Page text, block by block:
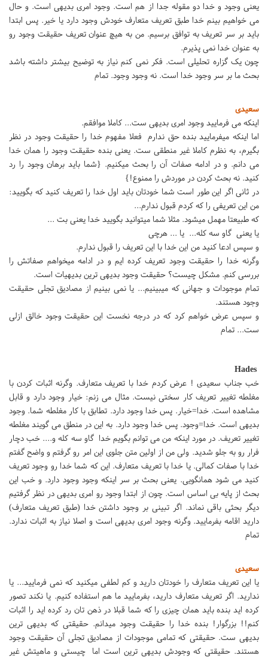
یعنی وجود و خدا دو مقوله جدا از هم است. وجود امری بدیهی است. و حال
می خواهیم بینم خدا طبق تعریف متعارف خودش وجود دارد یا خیر. پس ابتدا
باید بر سر تعریف به توافق برسیم. من به هیچ عنوان تعریف حقیقت وجود رو
به عنوان خدا نمی پذیرم.
چون یک گزاره تحلیلی است. فکر نمی کنم نیاز به توضیح بیشتر داشته باشد
بحث ما بر سر وجود خدا است. نه وجود وجود. تمام
سعیدی
اینکه می فرمایید وجود امری بدیهی ست... کاملا موافقم.
اما اینکه میفرمایید بنده حق ندارم فعلا مفهوم خدا را حقیقت وجود در نظر
بگیرم، به نظرم کاملا غیر منطقی ست. یعنی بنده حقیقت وجود را همان خدا
می دانم. و در ادامه صفات آن را بحث میکنیم. {شما باید برهان وجود را رد
کنید. نه بحث کردن در موردش را ممنوع!}
در ثانی اگر این طور است شما خودتان باید اول خدا را تعریف کنید که بگویید:
من این تعریفی را که کردم قبول ندارم...
که طبیعتا مهمل میشود. مثلا شما میتوانید بگویید خدا یعنی بت ...
یا یعنی گاو سه کله... یا ... هرچی
و سپس ادعا کنید من این خدا با این تعریف را قبول ندارم.
وگرنه خدا را حقیقت وجود تعریف کرده ایم و در ادامه میخواهم صفاتش را
بررسی کنم. مشکل چیست؟ حقیقت وجود بدیهی ترین بدیهیات است.
تمام موجودات و جهانی که میبینیم... یا نمی بینیم از مصادیق تجلی حقیقت
وجود هستند.
و سپس عرض خواهم کرد که در درجه نخست این حقیقت وجود خالق ازلی
ست... تمام
Hades
خب جناب سعیدی ! عرض کردم خدا با تعریف متعارف. وگرنه اثبات کردن با
مغلطه تغییر تعریف کار سختی نیست. مثال می زنم: خیار وجود دارد و قابل
مشاهده است. خدا=خیار. پس خدا وجود دارد. تطابق با کار مغلطه شما. وجود
بدیهی است. خدا=وجود. پس خدا وجود دارد. به این در منطق می گویند مغلطه
تغییر تعریف. در مورد اینکه من می توانم بگویم خدا گاو سه کله ‌و.... خب دچار
فرار رو به جلو شدید. ولی من از اولین متن جلوی این امر رو گرفتم و واضح گفتم
خدا با صفات کمالی. یا خدا با تعریف متعارف. این که شما خدا رو وجود تعریف
کنید می شود همانگویی. یعنی بحث بر سر اینکه وجود وجود دارد. و خب این
بحث از پایه بی اساس است. چون از ابتدا وجود رو امری بدیهی در نظر گرفتیم
دیگر بحثی باقی نماند. اگر تبینی بر وجود داشتن خدا (طبق تعریف متعارف)
دارید اقامه بفرمایید. وگرنه وجود امری بدیهی است و اصلا نیاز به اثبات ندارد.
تمام
سعیدی
یا این تعریف متعارف را خودتان دارید و کم لطفی میکنید که نمی فرمایید... یا
ندارید. اگر تعریف متعارف دارید، بفرمایید ما هم استفاده کنیم. یا نکند تصور
کرده اید بنده باید همان چیزی را که شما قبلا در ذهن تان رد کرده اید را اثبات
کنم!! بزرگوار! بنده خدا را حقیقت وجود میدانم. حقیقتی که بدیهی ترین
بدیهی ست. حقیقتی که تمامی موجودات از مصادیق تجلی آن حقیقت وجود
هستند. حقیقتی که وجودش بدیهی ترین است اما چیستی و ماهیتش غیر